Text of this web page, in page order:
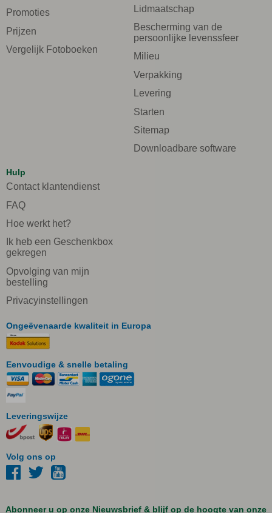
Promoties
Prijzen
Vergelijk Fotoboeken
Lidmaatschap
Bescherming van de
persoonlijke levenssfeer
Milieu
Verpakking
Levering
Starten
Sitemap
Downloadbare software
Hulp
Contact klantendienst
FAQ
Hoe werkt het?
Ik heb een Geschenkbox
gekregen
Opvolging van mijn
bestelling
Privacyinstellingen
Ongeëvenaarde kwaliteit in Europa
Eenvoudige & snelle betaling
Leveringswijze
Volg ons op
Abonneer u op onze Nieuwsbrief & blijf op de hoogte van onze